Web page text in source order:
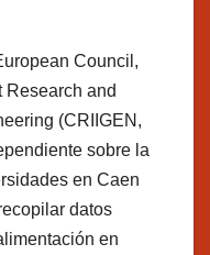
Council,
Research and
(CRIIGEN,
sobre la
en Caen
datos
en